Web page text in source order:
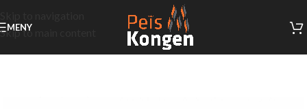
Skip to main content
MENY